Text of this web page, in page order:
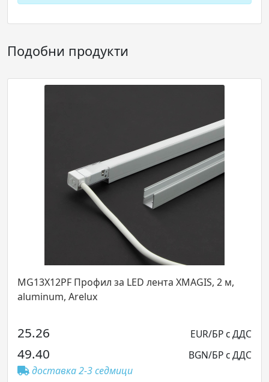
Подобни продукти
Профил за LED лента XMAGIS, 2 м,
Arelux
EUR/БР с ДДС
BGN/БР с ДДС
2-3 седмици
PRF172/
128.66
251.64